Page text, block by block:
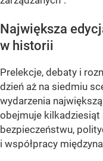
Największa
w historii
Prelekcje, debaty i
dzień aż na siedmiu
wydarzenia
obejmuje
bezpieczeństwu,
i współpracy